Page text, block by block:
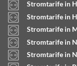
Stromtarife in
Stromtarife in
Stromtarife in
Stromtarife in
Stromtarife in